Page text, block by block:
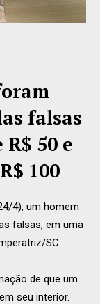
falsas
50 e
100
4), um homem
falsas, em uma
SC.
de que um
seu interior.